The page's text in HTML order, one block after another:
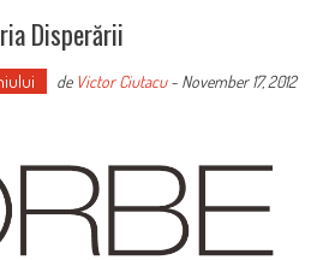
Disperării
de Victor Ciutacu- November 17, 2012